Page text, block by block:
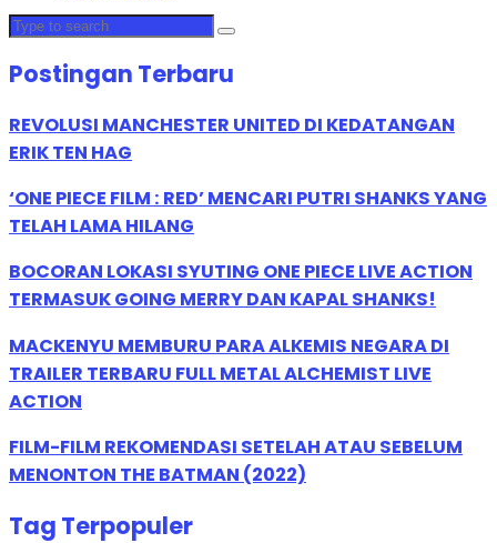
Postingan Terbaru
REVOLUSI MANCHESTER UNITED DI KEDATANGAN
ERIK TEN HAG
‘ONE PIECE FILM : RED’ MENCARI PUTRI SHANKS YANG
TELAH LAMA HILANG
BOCORAN LOKASI SYUTING ONE PIECE LIVE ACTION
TERMASUK GOING MERRY DAN KAPAL SHANKS!
MACKENYU MEMBURU PARA ALKEMIS NEGARA DI
TRAILER TERBARU FULL METAL ALCHEMIST LIVE
ACTION
FILM-FILM REKOMENDASI SETELAH ATAU SEBELUM
MENONTON THE BATMAN (2022)
Tag Terpopuler